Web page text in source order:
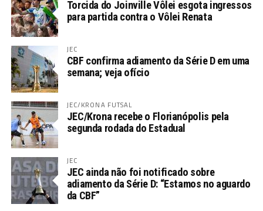
Torcida do Joinville Vôlei esgota ingressos
para partida contra o Vôlei Renata
JEC
CBF confirma adiamento da Série D em uma
semana; veja ofício
JEC/KRONA FUTSAL
JEC/Krona recebe o Florianópolis pela
segunda rodada do Estadual
JEC
JEC ainda não foi notificado sobre
adiamento da Série D: “Estamos no aguardo
da CBF”